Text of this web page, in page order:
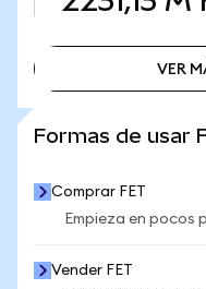
VER
Formas de usar
Comprar FET
Empieza en pocos
Vender FET